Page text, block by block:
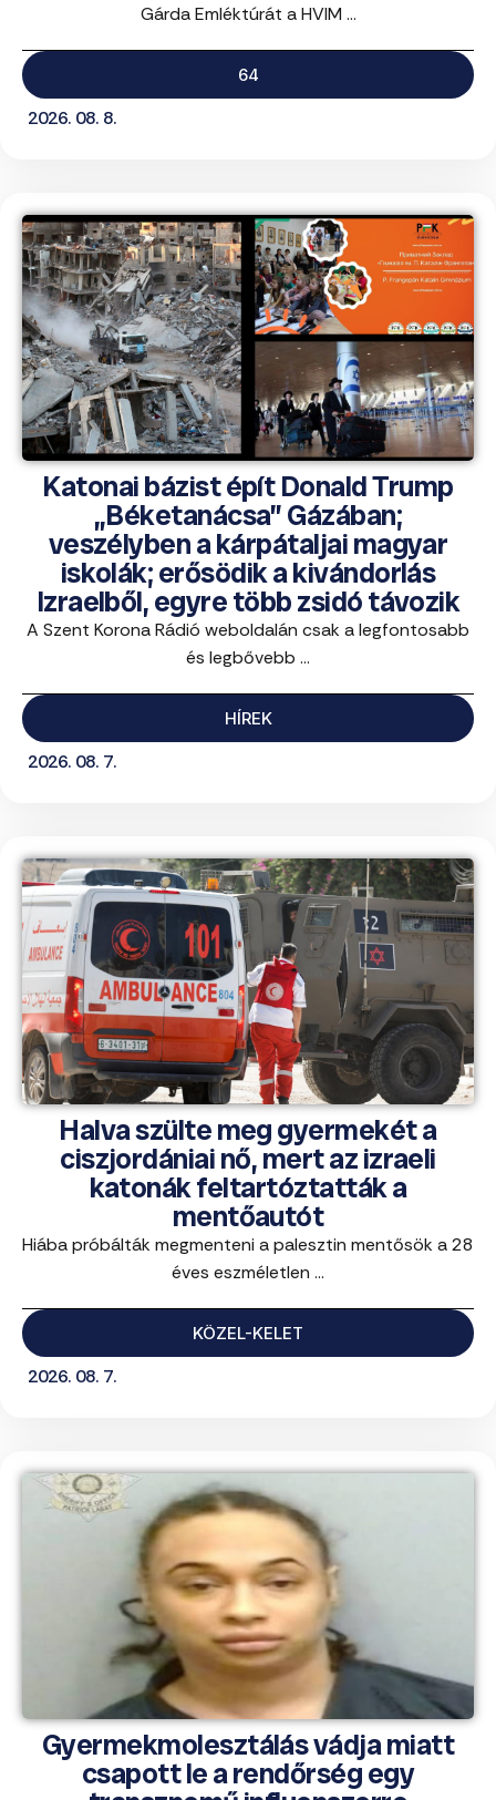
Gárda Emléktúrát a HVIM ...
64
2026. 08. 8.
Katonai bázist épít Donald Trump
„Béketanácsa” Gázában;
veszélyben a kárpátaljai magyar
iskolák; erősödik a kivándorlás
Izraelből, egyre több zsidó távozik
A Szent Korona Rádió weboldalán csak a legfontosabb
és legbővebb ...
HÍREK
2026. 08. 7.
Halva szülte meg gyermekét a
ciszjordániai nő, mert az izraeli
katonák feltartóztatták a
mentőautót
Hiába próbálták megmenteni a palesztin mentősök a 28
éves eszméletlen ...
KÖZEL-KELET
2026. 08. 7.
Gyermekmolesztálás vádja miatt
csapott le a rendőrség egy